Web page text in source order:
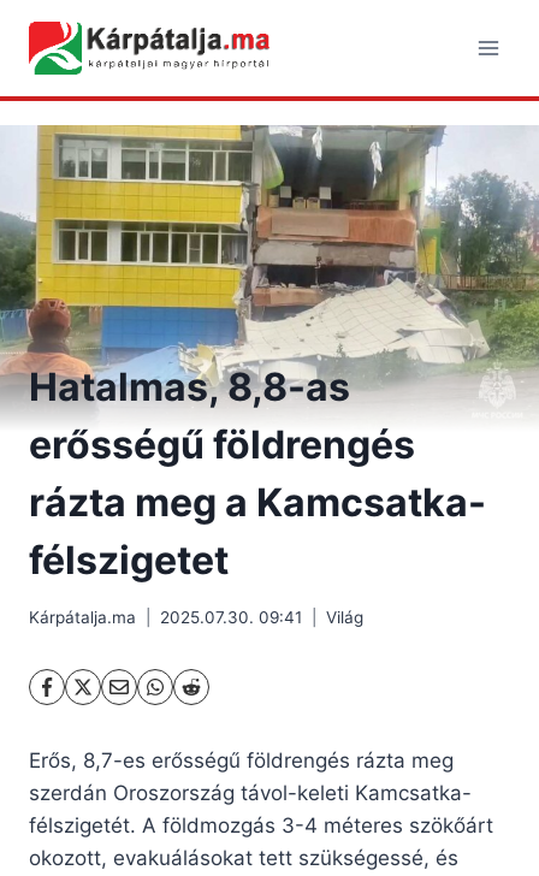
content
Hatalmas, 8,8-as
erősségű földrengés
rázta meg a Kamcsatka-
félszigetet
Kárpátalja.ma 2025.07.30. 09:41 Világ
Erős, 8,7-es erősségű földrengés rázta meg
szerdán Oroszország távol-keleti Kamcsatka-
félszigetét. A földmozgás 3-4 méteres szökőárt
okozott, evakuálásokat tett szükségessé, és